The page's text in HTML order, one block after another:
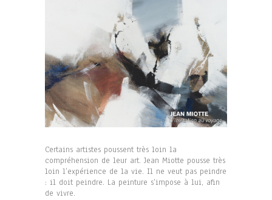
Certains artistes poussent très loin la
compréhension de leur art. Jean Miotte pousse très
loin l’expérience de la vie. Il ne veut pas peindre
: il doit peindre. La peinture s’impose à lui, afin
de vivre.